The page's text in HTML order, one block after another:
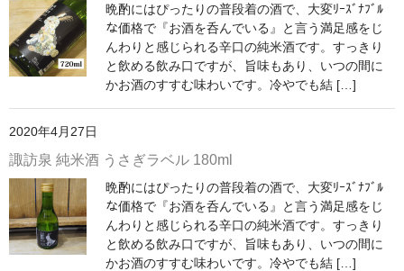
神亀 神亀酒造（埼玉県蓮田市）
隆・丹沢山 川西屋酒造店（神奈川県足柄上郡）
長珍 長珍酒造（愛知県津島市）
天遊琳・伊勢の白酒 タカハシ酒造（三重県四日市市）
るみ子の酒・英・妙の華 森喜酒造（三重県伊賀市）
大治郎・喜量能 畑酒造（滋賀県東近江市）
秋鹿・奥鹿 秋鹿酒造（大阪府豊能郡能勢町）
晩酌にはぴったりの普段着の酒で、大変ﾘｰｽﾞﾅﾌﾞﾙ
な価格で『お酒を呑んでいる』と言う満足感をじ
んわりと感じられる辛口の純米酒です。すっきり
と飲める飲み口ですが、旨味もあり、いつの間に
かお酒のすすむ味わいです。冷やでも結 […]
2020年4月27日
諏訪泉 純米酒 うさぎラベル 180ml
晩酌にはぴったりの普段着の酒で、大変ﾘｰｽﾞﾅﾌﾞﾙ
な価格で『お酒を呑んでいる』と言う満足感をじ
んわりと感じられる辛口の純米酒です。すっきり
と飲める飲み口ですが、旨味もあり、いつの間に
かお酒のすすむ味わいです。冷やでも結 […]